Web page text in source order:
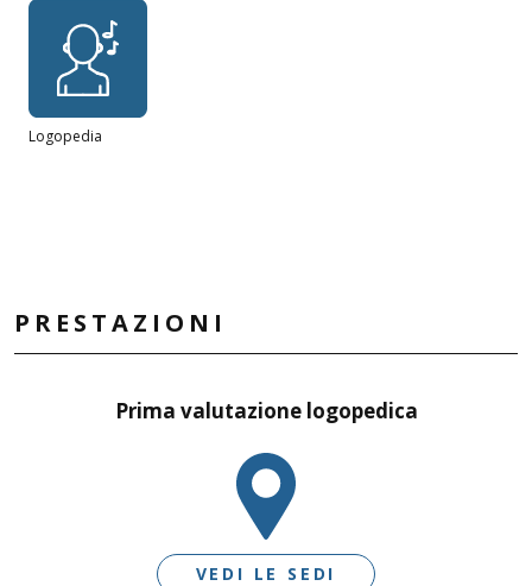
Logopedia
PRESTAZIONI
Prima valutazione logopedica
VEDI LE SEDI